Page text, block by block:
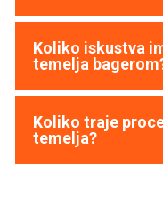
Koliko iskustva
temelja
Koliko traje
temelja?